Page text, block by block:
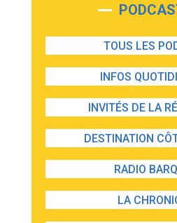
TOUS LES
INFOS
INVITÉS DE LA
DESTINATION
RADIO
LA